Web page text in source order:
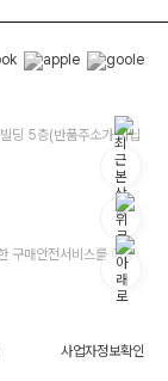
딩 5층(반품주소가 아닙
구매안전서비스를 이용
사업자정보확인